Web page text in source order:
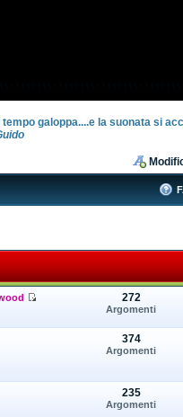
Il tempo galoppa....e la suonata si
272
Argomenti
374
Argomenti
235
Argomenti